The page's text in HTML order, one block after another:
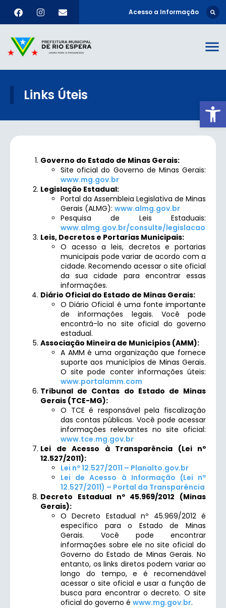
Acesso a Informação
Links Úteis
Governo do Estado de Minas Gerais:
Site oficial do Governo de Minas Gerais:
www.mg.gov.br
Legislação Estadual:
Portal da Assembleia Legislativa de Minas
Gerais (ALMG): www.almg.gov.br
Pesquisa de Leis Estaduais:
www.almg.gov.br/consulte/legislacao
Leis, Decretos e Portarias Municipais:
O acesso a leis, decretos e portarias
municipais pode variar de acordo com a
cidade. Recomendo acessar o site oficial
da sua cidade para encontrar essas
informações.
Diário Oficial do Estado de Minas Gerais:
O Diário Oficial é uma fonte importante
de informações legais. Você pode
encontrá-lo no site oficial do governo
estadual.
Associação Mineira de Municípios (AMM):
A AMM é uma organização que fornece
suporte aos municípios de Minas Gerais.
O site pode conter informações úteis:
www.portalamm.com
Tribunal de Contas do Estado de Minas
Gerais (TCE-MG):
O TCE é responsável pela fiscalização
das contas públicas. Você pode acessar
informações relevantes no site oficial:
www.tce.mg.gov.br
Lei de Acesso à Transparência (Lei nº
12.527/2011):
Lei nº 12.527/2011 – Planalto.gov.br
Lei de Acesso à Informação (Lei nº
12.527/2011) – Portal da Transparência
Decreto Estadual nº 45.969/2012 (Minas
Gerais):
O Decreto Estadual nº 45.969/2012 é
específico para o Estado de Minas
Gerais. Você pode encontrar
informações sobre ele no site oficial do
Governo do Estado de Minas Gerais. No
entanto, os links diretos podem variar ao
longo do tempo, e é recomendável
acessar o site oficial e usar a função de
busca para encontrar o decreto. O site
oficial do governo é www.mg.gov.br.